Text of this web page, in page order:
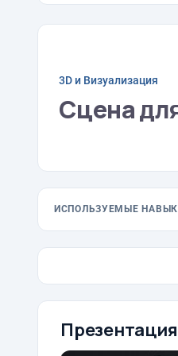
3D и Визуализация
Сцена
ИСПОЛЬЗУЕМЫЕ